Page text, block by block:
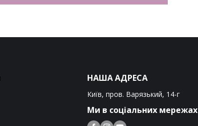
НАША АДРЕСА
Київ, пров. Варязький, 14-г
Ми в соціальних мережах